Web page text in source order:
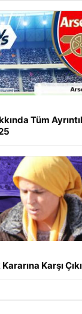
Tüm
Karşı